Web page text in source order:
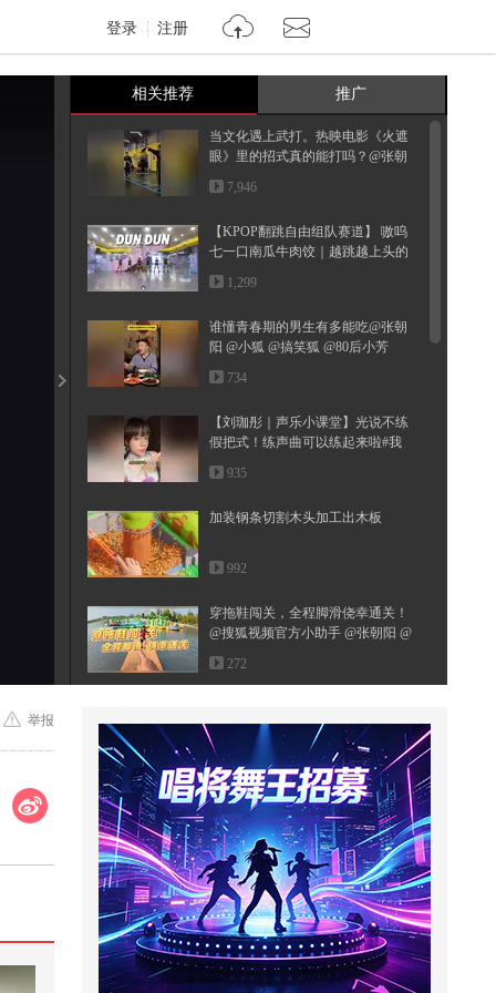
登录 注册
相关推荐 推广
当文化遇上武打。热映电影《火遮
眼》里的招式真的能打吗？@张朝
阳...
7,946
【KPOP翻跳自由组队赛道】 嗷呜
七一口南瓜牛肉饺｜越跳越上头的
DUN...
1,299
谁懂青春期的男生有多能吃@张朝
阳 @小狐 @搞笑狐 @80后小芳
734
【刘珈彤｜声乐小课堂】光说不练
假把式！练声曲可以练起来啦#我
的...
935
加装钢条切割木头加工出木板
992
穿拖鞋闯关，全程脚滑侥幸通关！
@搜狐视频官方小助手 @张朝阳 @
郭...
272
-）#顶尖舞者 #2026关注流国风舞...
217
美国官员抱怨，在特朗普面前不能
乱说中国坏话
730
父母学校没教的知识之身体7种异
味解决办法
3,130
举报